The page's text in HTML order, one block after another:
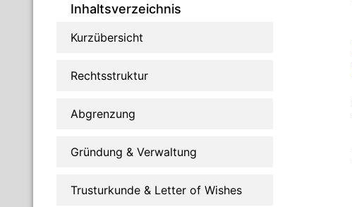
Inhaltsverzeichnis
Kurzübersicht
Rechtsstruktur
Abgrenzung
Gründung & Verwaltung
Trusturkunde & Letter of Wishes